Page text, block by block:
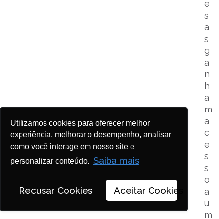
Utilizamos cookies para oferecer melhor
experiência, melhorar o desempenho, analisar
como você interage em nosso site e
personalizar conteúdo. Saiba mais
Recusar Cookies Aceitar Cookies
e
s
a
s
g
a
n
h
a
m
a
c
e
s
s
o
a
u
m